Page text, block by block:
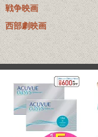
戦争映画
西部劇映画